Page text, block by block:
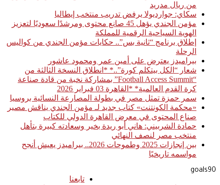
من ريال مدريد
سكاي: جوارديولا يرفض تدريب منتخب إيطاليا
مؤمن الجندي يؤهل 45 صانع محتوى ومرشدًا سعوديًا لتعزيز
الهوية السياحية الرقمية للمملكة
إطلاق برنامج “ثانية بس”.. حكايات مؤمن الجندي من كواليس
الرحلة
بيراميدز يعترض على أمين عمر ومحمود عاشور
شعار “الكل بيتكلم كورة”..* *انطلاق النسخة الثالثة من
“Football Access Summit” بمشاركة نخبة من قادة صناعة
كرة القدم العالمية* *القاهرة 03 فبراير 2026
سمر حمزة تمثل مصر في بطولة المصارعة النسائية بروسيا
«محكمة الكونتنت» كتاب جديد لـ مؤمن الجندي يناقش مصير
صناع المحتوى في معرض القاهرة الدولي للكتاب
حمادة الشربيني: هاني أبو ريدة بخير وسعادته كبيرة بتأهل
منتخب مصر لنصف النهائي
بين إنجازات 2025 وطموحات 2026.. بيراميدز يعيش أنجح
مواسمه تاريخيًا
تابعنا
goals90